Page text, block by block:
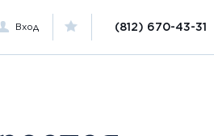
Вход (812) 670-43-31